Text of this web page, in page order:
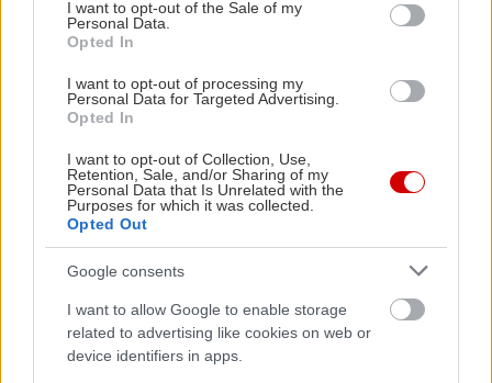
I want to opt-out of the Sale of my
Personal Data.
Opted In
I want to opt-out of processing my
Personal Data for Targeted Advertising.
Opted In
I want to opt-out of Collection, Use,
Retention, Sale, and/or Sharing of my
Personal Data that Is Unrelated with the
Purposes for which it was collected.
Opted Out
Google consents
I want to allow Google to enable storage
related to advertising like cookies on web or
device identifiers in apps.
View this post on Instagram
Στην περατζάδα της Μαυρομιχάλη η Miss Tartu
είναι ένα καθημερινό, ανεπιτήδευτο στέκι των